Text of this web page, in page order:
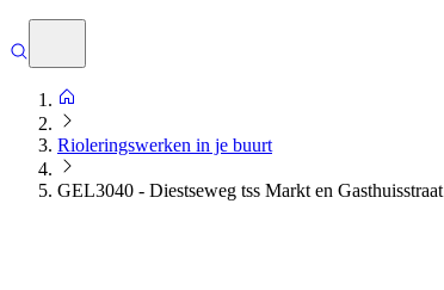
Rioleringswerken in je buurt
GEL3040 - Diestseweg tss Markt en Gasthuisstraat